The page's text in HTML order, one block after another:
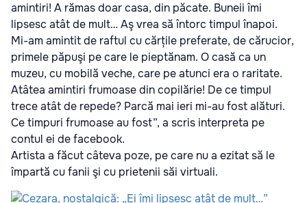
amintiri! A rămas doar casa, din păcate. Buneii îmi
lipsesc atât de mult… Aş vrea să întorc timpul înapoi.
Mi-am amintit de raftul cu cărțile preferate, de cărucior,
primele păpuşi pe care le pieptănam. O casă ca un
muzeu, cu mobilă veche, care pe atunci era o raritate.
Atâtea amintiri frumoase din copilărie! De ce timpul
trece atât de repede? Parcă mai ieri mi-au fost alături.
Ce timpuri frumoase au fost”, a scris interpreta pe
contul ei de facebook.
Artista a făcut câteva poze, pe care nu a ezitat să le
împartă cu fanii şi cu prietenii săi virtuali.